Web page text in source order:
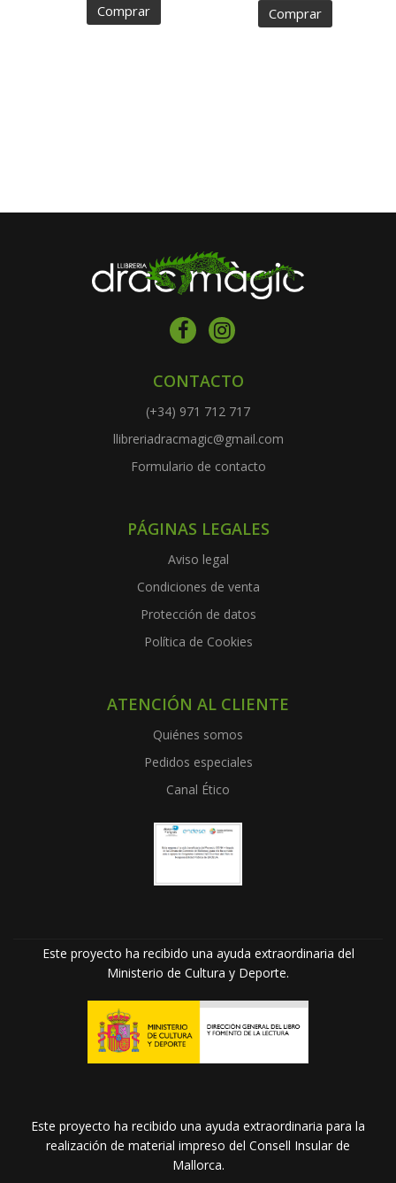
Comprar Comprar
CONTACTO
(+34) 971 712 717
llibreriadracmagic@gmail.com
Formulario de contacto
PÁGINAS LEGALES
Aviso legal
Condiciones de venta
Protección de datos
Política de Cookies
ATENCIÓN AL CLIENTE
Quiénes somos
Pedidos especiales
Canal Ético
Este proyecto ha recibido una ayuda extraordinaria del
Ministerio de Cultura y Deporte.
Este proyecto ha recibido una ayuda extraordinaria para la
realización de material impreso del Consell Insular de
Mallorca.